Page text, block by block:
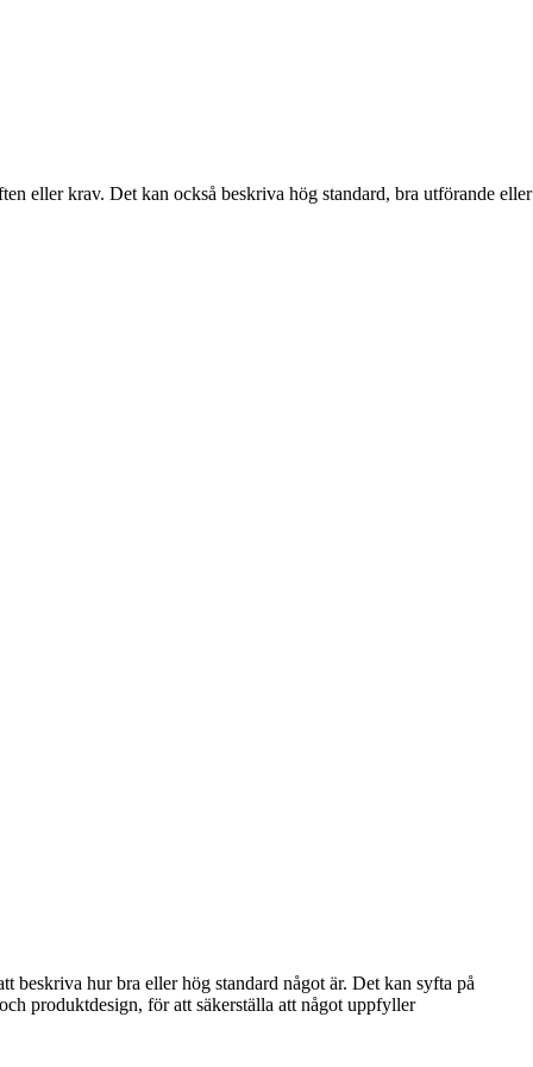
eller krav. Det kan också beskriva hög standard, bra utförande eller
beskriva hur bra eller hög standard något är. Det kan syfta på
produktdesign, för att säkerställa att något uppfyller